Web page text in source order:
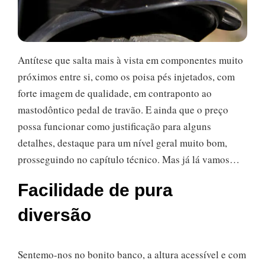
Antítese que salta mais à vista em componentes muito
próximos entre si, como os poisa pés injetados, com
forte imagem de qualidade, em contraponto ao
mastodôntico pedal de travão. E ainda que o preço
possa funcionar como justificação para alguns
detalhes, destaque para um nível geral muito bom,
prosseguindo no capítulo técnico. Mas já lá vamos…
Facilidade de pura
diversão
Sentemo-nos no bonito banco, a altura acessível e com